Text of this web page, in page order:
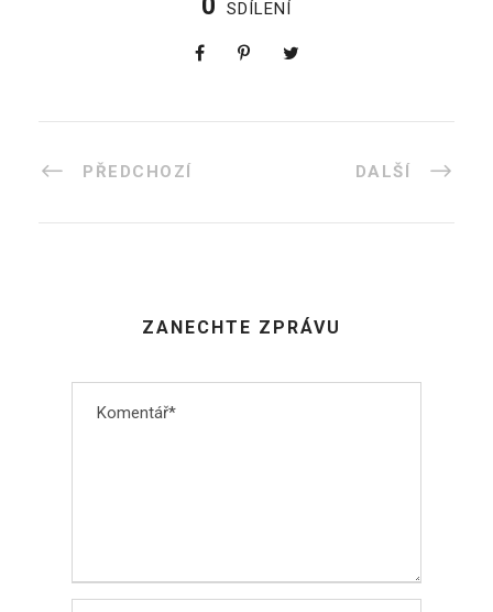
SDÍLENÍ
PŘEDCHOZÍ DALŠÍ
ZANECHTE ZPRÁVU